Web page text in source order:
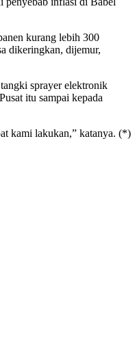
kurang lebih 300
dikeringkan, dijemur,
sprayer elektronik
itu sampai kepada
kami lakukan,” katanya. (*)